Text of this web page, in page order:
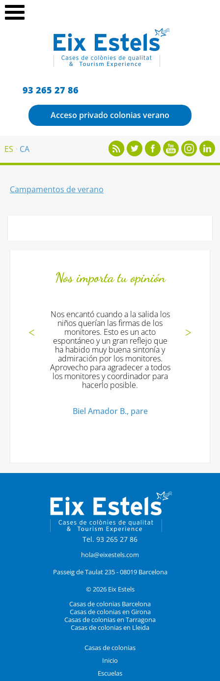
93 265 27 86
Acceso privado colonias verano
ES CA
Campamentos de verano
Nos importa tu opinión
cuando a la salida los
las firmas de los
Esto es un acto
y un gran reflejo que
buena sintonía y
por los monitores.
agradecer a todos
y coordinador para
Desde Mallorca,
Luciana vino muy
muchas ganas de
Padres de Luciana,
Tel. 93 265 27 86
hola@eixestels.com
Passeig de Taulat 235 - 08019 Barcelona
© 2026 Eix Estels
Casas de colonias Barcelona
Casas de colonias en Girona
Casas de colonias en Tarragona
Casas de colonias en Lleida
Casas de colonias
Inicio
Escuelas